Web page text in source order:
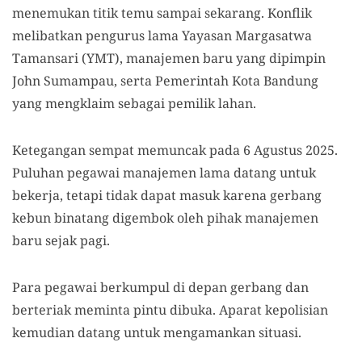
menemukan titik temu sampai sekarang. Konflik
melibatkan pengurus lama Yayasan Margasatwa
Tamansari (YMT), manajemen baru yang dipimpin
John Sumampau, serta Pemerintah Kota Bandung
yang mengklaim sebagai pemilik lahan.
Ketegangan sempat memuncak pada 6 Agustus 2025.
Puluhan pegawai manajemen lama datang untuk
bekerja, tetapi tidak dapat masuk karena gerbang
kebun binatang digembok oleh pihak manajemen
baru sejak pagi.
Para pegawai berkumpul di depan gerbang dan
berteriak meminta pintu dibuka. Aparat kepolisian
kemudian datang untuk mengamankan situasi.